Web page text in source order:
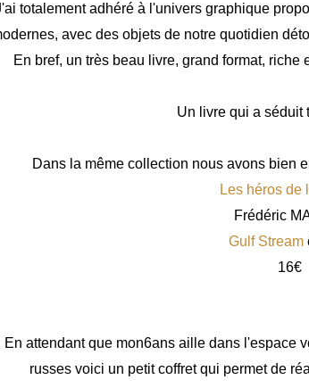
totalement adhéré à l'univers graphique
avec des objets de notre quotidien
En bref, un très beau livre, grand format,
Un livre qui a séduit
Dans la même collection nous avons bien
Les héros de
Frédéric
Gulf Stream
16€
En attendant que mon6ans aille dans l'espace
russes voici un petit coffret qui permet de